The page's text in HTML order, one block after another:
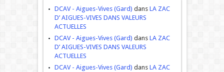
DCAV - Aigues-Vives (Gard) dans LA ZAC
D’ AIGUES-VIVES DANS VALEURS
ACTUELLES
DCAV - Aigues-Vives (Gard) dans LA ZAC
D’ AIGUES-VIVES DANS VALEURS
ACTUELLES
DCAV - Aigues-Vives (Gard) dans LA ZAC